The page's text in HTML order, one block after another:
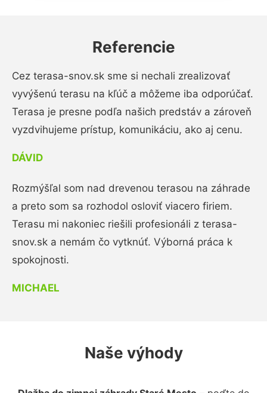
Referencie
Cez terasa-snov.sk sme si nechali zrealizovať
vyvýšenú terasu na kľúč a môžeme iba odporúčať.
Terasa je presne podľa našich predstáv a zároveň
vyzdvihujeme prístup, komunikáciu, ako aj cenu.
DÁVID
Rozmýšľal som nad drevenou terasou na záhrade
a preto som sa rozhodol osloviť viacero firiem.
Terasu mi nakoniec riešili profesionáli z terasa-
snov.sk a nemám čo vytknúť. Výborná práca k
spokojnosti.
MICHAEL
Naše výhody